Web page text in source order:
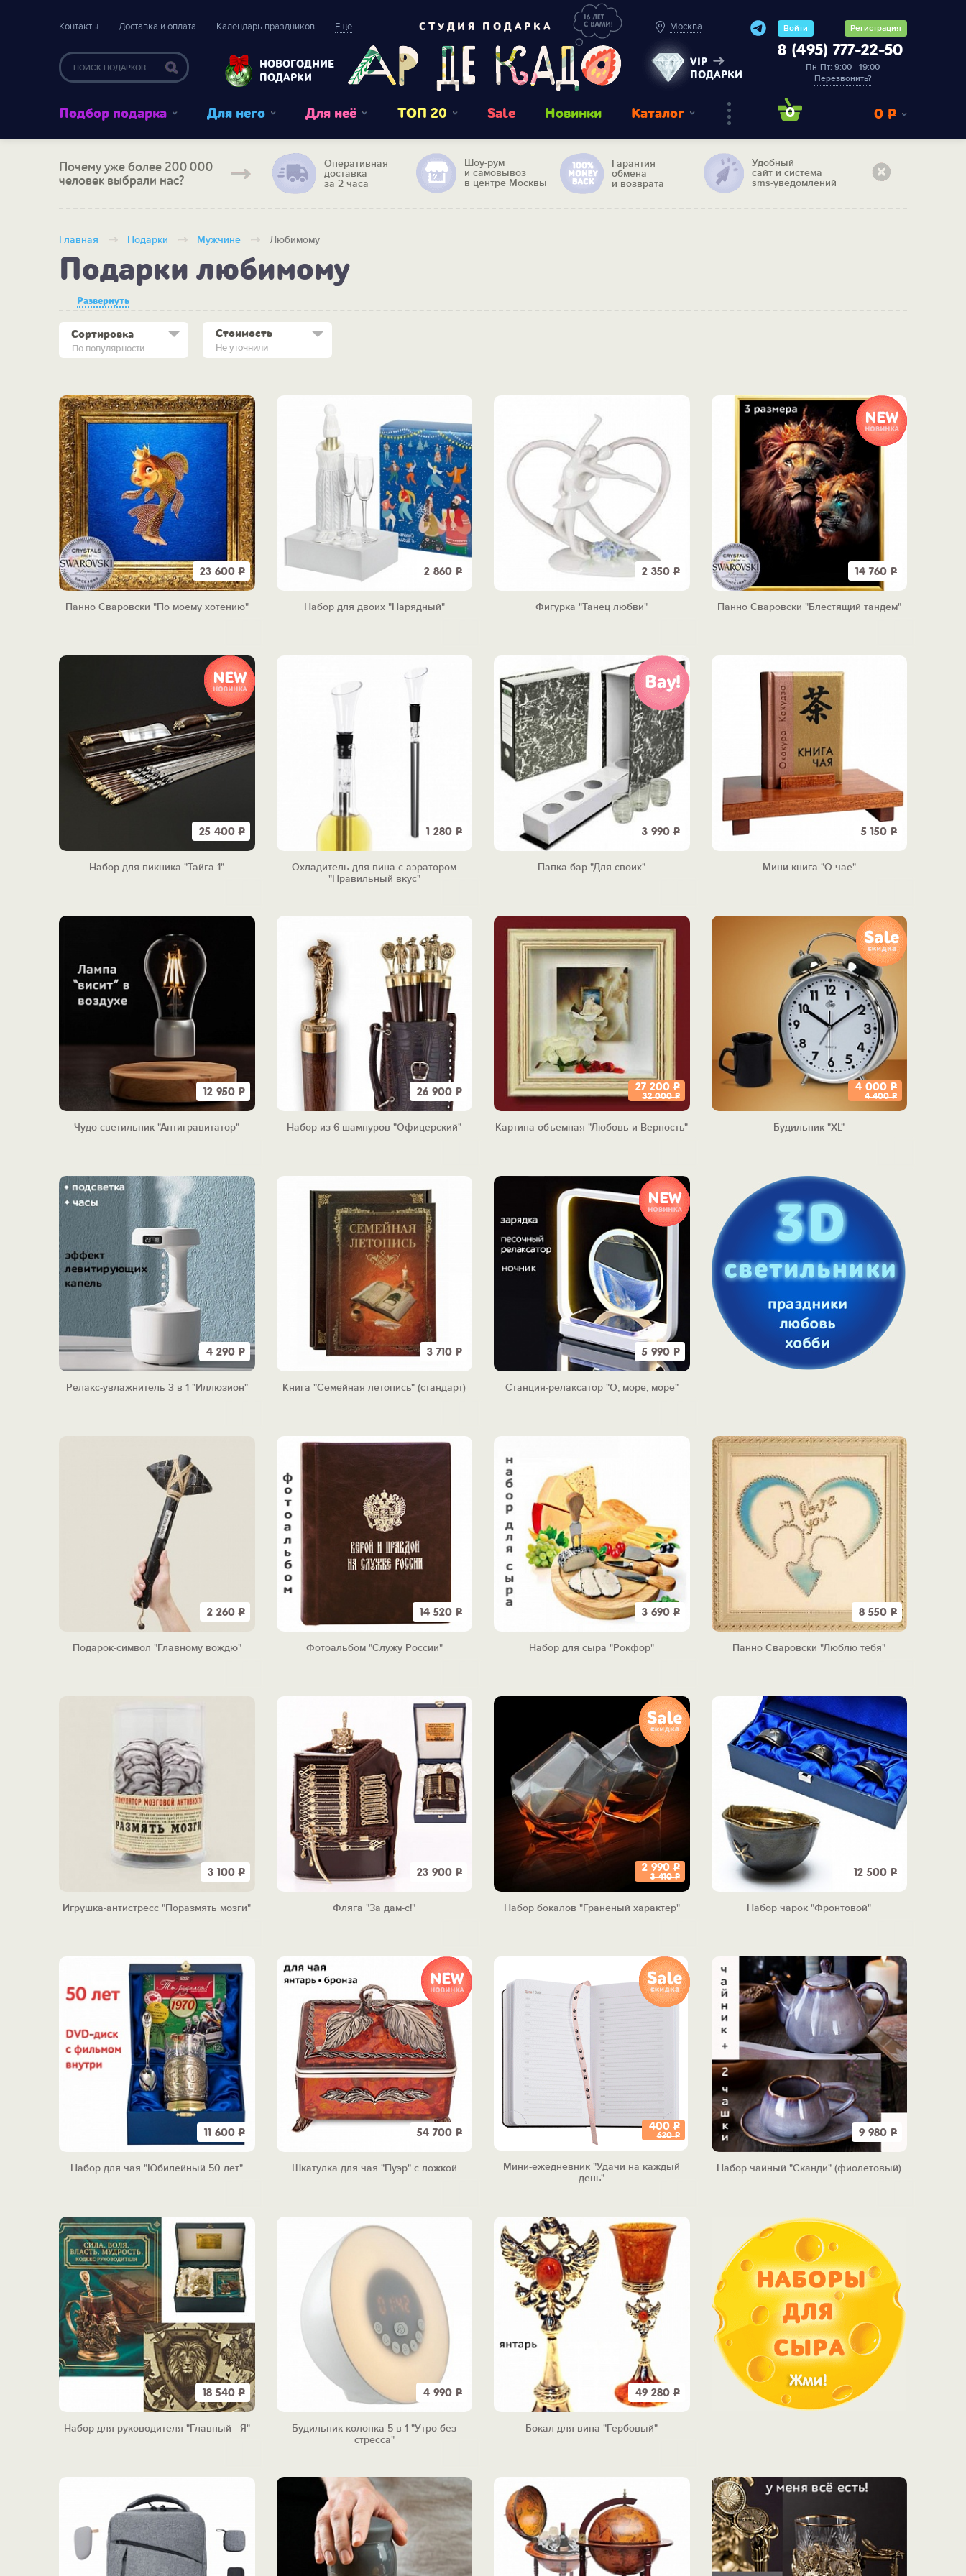
Контакты Доставка и оплата Календарь праздников Еще
НОВОГОДНИЕ
ПОДАРКИ
СТУДИЯ ПОДАРКА Москва
VIP
ПОДАРКИ
Войти Регистрация
8 (495) 777-22-50
Пн-Пт: 9:00 - 19:00
Перезвонить?
Подбор подарка Для него Для неё ТОП 20 Sale Новинки Каталог 0 0 Р
Почему уже более 200 000
человек выбрали нас?
Оперативная
доставка
за 2 часа
Шоу-рум
и самовывоз
в центре Москвы
Гарантия
обмена
и возврата
Удобный
сайт и система
sms-уведомлений
Главная Подарки Мужчине Любимому
Подарки любимому
Развернуть
По популярности
Сортировка Стоимость
Не уточнили
23 600Р
Панно Сваровски "По моему хотению"
2 860 Р
Набор для двоих "Нарядный"
2 350Р
Фигурка "Танец любви"
14 760 Р
Панно Сваровски "Блестящий тандем"
25 400Р
Набор для пикника "Тайга 1"
1 280 Р
Охладитель для вина с аэратором
"Правильный вкус"
3 990Р
Папка-бар "Для своих"
5 150 Р
Мини-книга "О чае"
12 950Р
Чудо-светильник "Антигравитатор"
26 900 Р
Набор из 6 шампуров "Офицерский"
27 200Р
32 000Р
Картина объемная "Любовь и Верность"
4 000 Р
4 400Р
Будильник "XL"
4 290Р
Релакс-увлажнитель 3 в 1 "Иллюзион"
3 710 Р
Книга "Семейная летопись" (стандарт)
5 990Р
Станция-релаксатор "О, море, море"
2 260Р
Подарок-символ "Главному вождю"
14 520 Р
Фотоальбом "Служу России"
3 690Р
Набор для сыра "Рокфор"
8 550 Р
Панно Сваровски "Люблю тебя"
3 100Р
Игрушка-антистресс "Поразмять мозги"
23 900 Р
Фляга "За дам-с!"
2 990Р
3 410Р
Набор бокалов "Граненый характер"
12 500 Р
Набор чарок "Фронтовой"
11 600Р
Набор для чая "Юбилейный 50 лет"
54 700 Р
Шкатулка для чая "Пуэр" с ложкой
400Р
620Р
Мини-ежедневник "Удачи на каждый
день"
9 980 Р
Набор чайный "Сканди" (фиолетовый)
18 540Р
Набор для руководителя "Главный - Я"
4 990 Р
Будильник-колонка 5 в 1 "Утро без
стресса"
49 280Р
Бокал для вина "Гербовый"